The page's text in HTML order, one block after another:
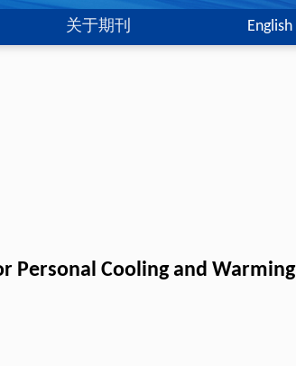
关于期刊 English
Personal Cooling and Warming